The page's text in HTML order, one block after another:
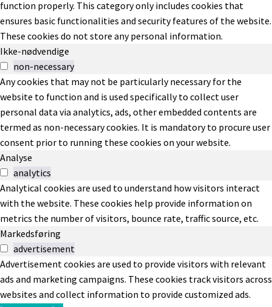
function properly. This category only includes cookies that
ensures basic functionalities and security features of the website.
These cookies do not store any personal information.
Ikke-nødvendige
non-necessary
Any cookies that may not be particularly necessary for the
website to function and is used specifically to collect user
personal data via analytics, ads, other embedded contents are
termed as non-necessary cookies. It is mandatory to procure user
consent prior to running these cookies on your website.
Analyse
analytics
Analytical cookies are used to understand how visitors interact
with the website. These cookies help provide information on
metrics the number of visitors, bounce rate, traffic source, etc.
Markedsføring
advertisement
Advertisement cookies are used to provide visitors with relevant
ads and marketing campaigns. These cookies track visitors across
websites and collect information to provide customized ads.